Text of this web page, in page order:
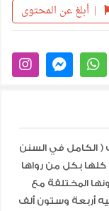
| أبلغ عن المحتوى
الكامل في السنن
كلها بكل من رواها
المختلفة مع
أربعة وستون ألف